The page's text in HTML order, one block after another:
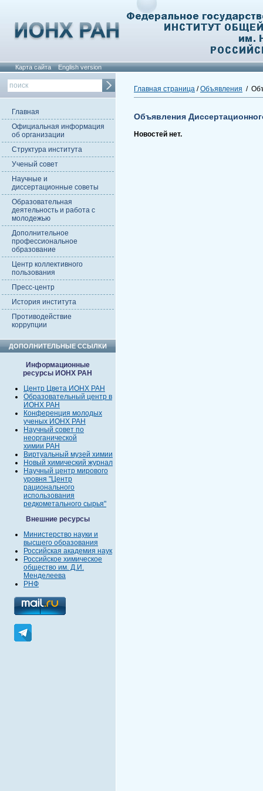
Карта сайта English version
Главная
Официальная информация
об организации
Структура института
Ученый совет
Научные и
диссертационные советы
Образовательная
деятельность и работа с
молодежью
Дополнительное
профессиональное
образование
Центр коллективного
пользования
Пресс-центр
История института
Противодействие
коррупции
ДОПОЛНИТЕЛЬНЫЕ ССЫЛКИ
Информационные
ресурсы ИОНХ РАН
Центр Цвета ИОНХ РАН
Образовательный центр в
ИОНХ РАН
Конференция молодых
ученых ИОНХ РАН
Научный совет по
неорганической
химии РАН
Виртуальный музей химии
Новый химический журнал
Научный центр мирового
уровня "Центр
рационального
использования
редкометального сырья"
Внешние ресурсы
Министерство науки и
высшего образования
Российская академия наук
Российское химическое
общество им. Д.И.
Менделеева
РНФ
Главная страница /Объявления /
Объявления
Новостей нет.